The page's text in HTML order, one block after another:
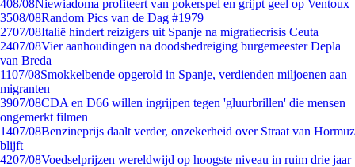
408/08Niewiadoma profiteert van pokerspel en grijpt geel op Ventoux
3508/08Random Pics van de Dag #1979
2707/08Italië hindert reizigers uit Spanje na migratiecrisis Ceuta
2407/08Vier aanhoudingen na doodsbedreiging burgemeester Depla
van Breda
1107/08Smokkelbende opgerold in Spanje, verdienden miljoenen aan
migranten
3907/08CDA en D66 willen ingrijpen tegen 'gluurbrillen' die mensen
ongemerkt filmen
1407/08Benzineprijs daalt verder, onzekerheid over Straat van Hormuz
blijft
4207/08Voedselprijzen wereldwijd op hoogste niveau in ruim drie jaar